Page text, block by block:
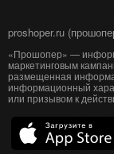
proshoper.ru
«Прошопер» —
маркетинговым
размещенная
информационный
или призывом к